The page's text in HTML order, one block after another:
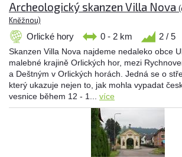
Archeologický skanzen Villa Nova
Kněžnou)
Orlické hory 0 - 2 km 2 / 5
Skanzen Villa Nova najdeme nedaleko obce
malebné krajině Orlických hor, mezi
a Deštným v Orlických horách. Jedná se o
který ukazuje nejen to, jak mohla vypadat
vesnice během 12 - 1... více